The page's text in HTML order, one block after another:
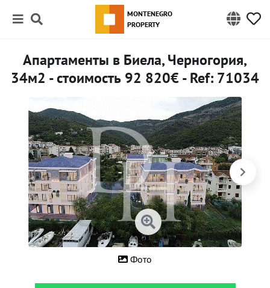
MONTENEGRO
PROPERTY
Апартаменты в Биела, Черногория,
34м2 - стоимость 92 820€ - Ref: 71034
Фото